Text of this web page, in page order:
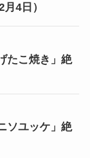
4日）
たこ焼き」絶
ソユッケ」絶